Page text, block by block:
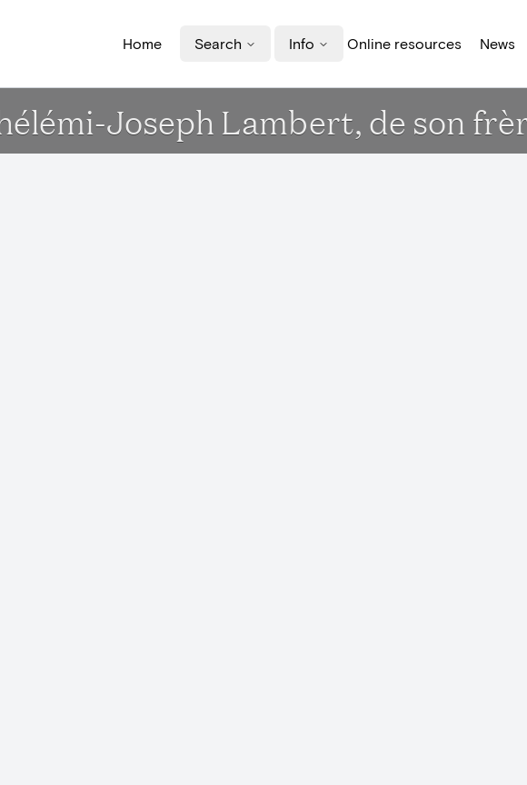
Home Search Info Online resources News
Joseph Lambert, de son